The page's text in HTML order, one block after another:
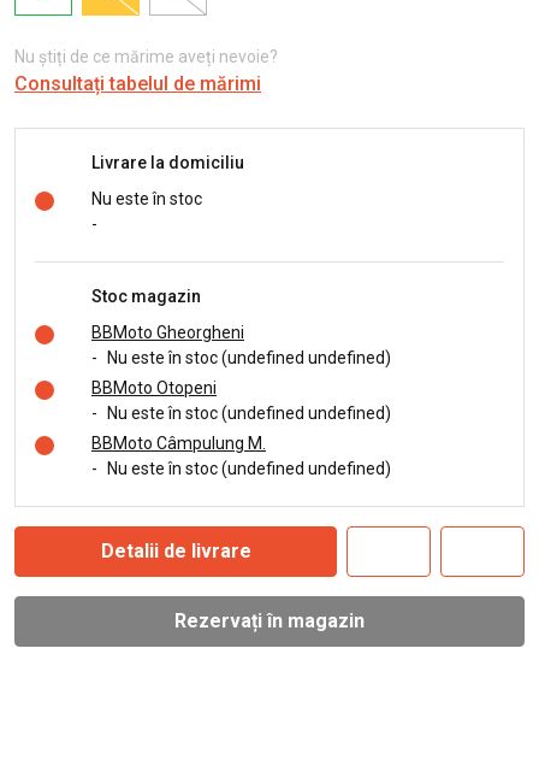
Nu știți de ce mărime aveți nevoie?
Consultați tabelul de mărimi
Livrare la domiciliu
Nu este în stoc
-
Stoc magazin
BBMoto Gheorgheni
-
Nu este în stoc (undefined undefined)
BBMoto Otopeni
-
Nu este în stoc (undefined undefined)
BBMoto Câmpulung M.
-
Nu este în stoc (undefined undefined)
Detalii de livrare
Rezervați în magazin